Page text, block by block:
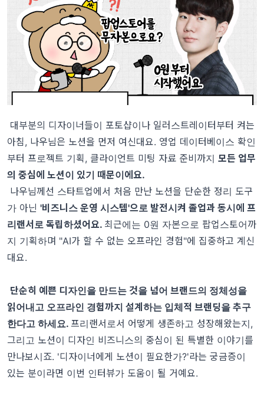
대부분의 디자이너들이 포토샵이나 일러스트레이터부터 켜는
아침, 나우님은 노션을 먼저 여신대요. 영업 데이터베이스 확인
부터 프로젝트 기획, 클라이언트 미팅 자료 준비까지 모든 업무
의 중심에 노션이 있기 때문이에요.
나우님께선 스타트업에서 처음 만난 노션을 단순한 정리 도구
가 아닌 '비즈니스 운영 시스템'으로 발전시켜 졸업과 동시에 프
리랜서로 독립하셨어요. 최근에는 0원 자본으로 팝업스토어까
지 기획하며 "AI가 할 수 없는 오프라인 경험"에 집중하고 계신
대요.
단순히 예쁜 디자인을 만드는 것을 넘어 브랜드의 정체성을
읽어내고 오프라인 경험까지 설계하는 입체적 브랜딩을 추구
한다고 하세요. 프리랜서로서 어떻게 생존하고 성장해왔는지,
그리고 노션이 디자인 비즈니스의 중심이 된 특별한 이야기를
만나보시죠. '디자이너에게 노션이 필요한가?'라는 궁금증이
있는 분이라면 이번 인터뷰가 도움이 될 거예요.